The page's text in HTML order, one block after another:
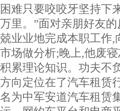
困难只要咬咬牙坚持下
万里。”面对亲朋好友
兢业业地完成本职工作
市场做分析;晚上,他废
积累理论知识。功夫不
方向定位在了汽车租赁
名为中军安道汽车租赁